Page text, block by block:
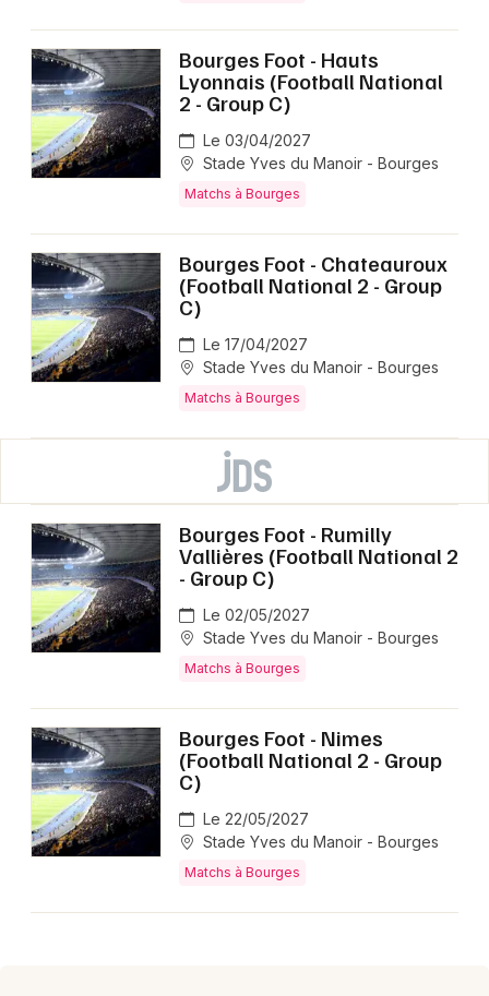
Bourges Foot - Hauts
Lyonnais (Football National
2 - Group C)
Le 03/04/2027
Stade Yves du Manoir - Bourges
Matchs à Bourges
Bourges Foot - Chateauroux
(Football National 2 - Group
C)
Le 17/04/2027
Stade Yves du Manoir - Bourges
Matchs à Bourges
Bourges Foot - Rumilly
Vallières (Football National 2
- Group C)
Le 02/05/2027
Stade Yves du Manoir - Bourges
Matchs à Bourges
Bourges Foot - Nimes
(Football National 2 - Group
C)
Le 22/05/2027
Stade Yves du Manoir - Bourges
Matchs à Bourges